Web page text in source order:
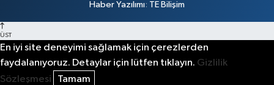
Haber Yazılımı: TE Bilişim
ÜST
En iyi site deneyimi sağlamak için çerezlerden
faydalanıyoruz. Detaylar için lütfen tıklayın. Gizlilik
Sözleşmesi
Tamam